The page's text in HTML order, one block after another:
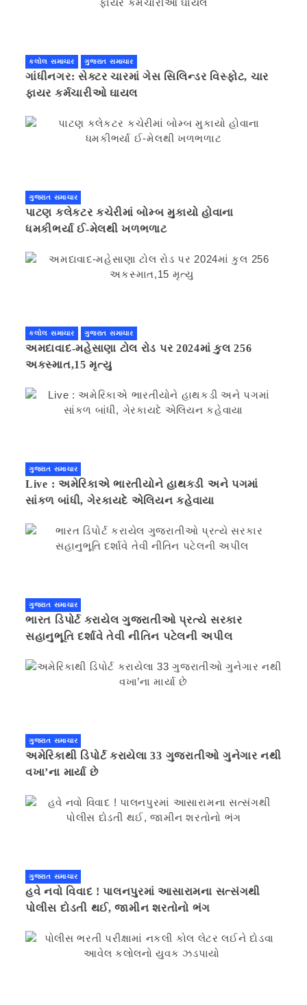
કલોલ સમાચાર ગુજરાત સમાચાર
ગાંધીનગર: સેક્ટર ચારમાં ગેસ સિલિન્ડર વિસ્ફોટ, ચાર
ફાયર કર્મચારીઓ ઘાયલ
ગુજરાત સમાચાર
પાટણ કલેકટર કચેરીમાં બોમ્બ મુકાયો હોવાના
ધમકીભર્યા ઈ-મેલથી ખળભળાટ
કલોલ સમાચાર ગુજરાત સમાચાર
અમદાવાદ-મહેસાણા ટોલ રોડ પર 2024માં કુલ 256
અકસ્માત,15 મૃત્યુ
ગુજરાત સમાચાર
Live : અમેરિકાએ ભારતીયોને હાથકડી અને પગમાં
સાંકળ બાંધી, ગેરકાયદે એલિયન કહેવાયા
ગુજરાત સમાચાર
ભારત ડિપોર્ટ કરાયેલ ગુજરાતીઓ પ્રત્યે સરકાર
સહાનુભૂતિ દર્શાવે તેવી નીતિન પટેલની અપીલ
ગુજરાત સમાચાર
અમેરિકાથી ડિપોર્ટ કરાયેલા 33 ગુજરાતીઓ ગુનેગાર નથી
વખા’ના માર્યા છે
ગુજરાત સમાચાર
હવે નવો વિવાદ ! પાલનપુરમાં આસારામના સત્સંગથી
પોલીસ દોડતી થઈ, જામીન શરતોનો ભંગ